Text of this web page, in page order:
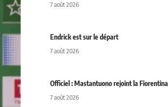
7 août 2026
Endrick est sur le départ
7 août 2026
Officiel : Mastantuono rejoint la Fiorentina
7 août 2026